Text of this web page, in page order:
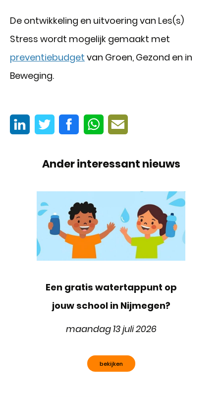
De ontwikkeling en uitvoering van Les(s)
Stress wordt mogelijk gemaakt met
preventiebudget van Groen, Gezond en in
Beweging.
Ander interessant nieuws
Een gratis watertappunt op
jouw school in Nijmegen?
maandag 13 juli 2026
bekijken